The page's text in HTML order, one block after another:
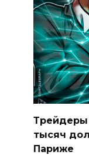
Трейдеры
тысяч
Париже